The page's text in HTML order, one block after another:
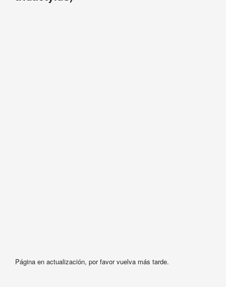
Página en actualización, por favor vuelva más tarde.